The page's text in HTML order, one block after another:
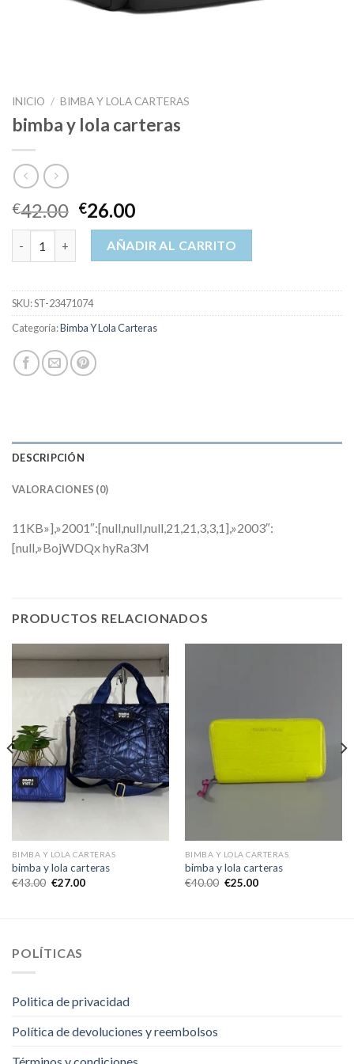
INICIO / BIMBA Y LOLA CARTERAS
bimba y lola carteras
€42.00 €26.00
bimba y lola carteras cantidadAÑADIR AL CARRITO
SKU:ST-23471074
Categoría:Bimba Y Lola Carteras
DESCRIPCIÓN
VALORACIONES (0)
11KB»],»2001″:[null,null,null,21,21,3,3,1],»2003″:
[null,»BojWDQx hyRa3M
PRODUCTOS RELACIONADOS
BIMBA Y LOLA CARTERAS
bimba y lola carteras
€43.00 €27.00
BIMBA Y LOLA CARTERAS
bimba y lola carteras
€40.00 €25.00
POLÍTICAS
Politica de privacidad
Política de devoluciones y reembolsos